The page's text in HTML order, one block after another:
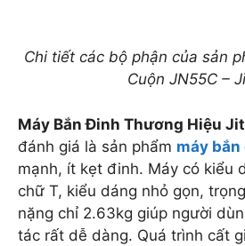
Chi tiết các bộ phận của sản
Cuộn JN55C –
Máy Bắn Đinh Thương Hiệu
đánh giá là sản phẩm máy
mạnh, ít kẹt đinh. Máy có kiểu
chữ T, kiểu dáng nhỏ gọn,
nặng chỉ 2.63kg giúp người
tác rất dễ dàng. Quá trình cất